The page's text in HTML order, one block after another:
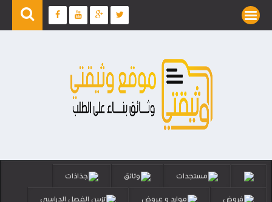
مستجدات وثائق جذاذات
فروض موارد و عروض تزيين الفصل الدراسي